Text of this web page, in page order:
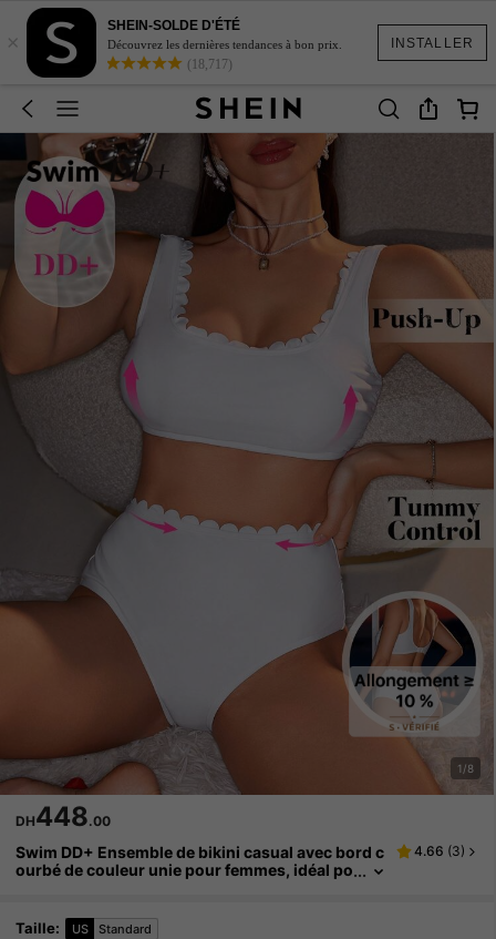
INSTALLER
×
SHEIN-SOLDE D'ÉTÉ
Découvrez les dernières tendances à bon prix.
(18,717)
1/8
DH448.00
Swim DD+ Ensemble de bikini casual avec bord c
ourbé de couleur unie pour femmes, idéal po
4.66 (3)
Taille: US Standard